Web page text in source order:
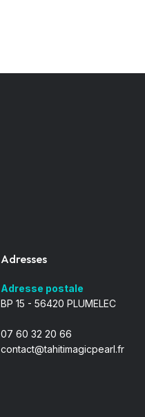
Adresses
Adresse postale
BP 15 - 56420 PLUMELEC
07 60 32 20 66
contact@tahitimagicpearl.fr